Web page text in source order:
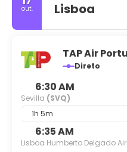
out.
Lisboa
TAP Air
Direto
6:30 AM
Sevilla (SVQ)
1h 5m
6:35 AM
Lisboa Humberto Delgado